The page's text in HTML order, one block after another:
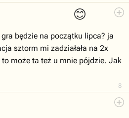
😊
8
będzie na początku lipca? ja
sztorm mi zadziałała na 2x
może ta też u mnie pójdzie. Jak